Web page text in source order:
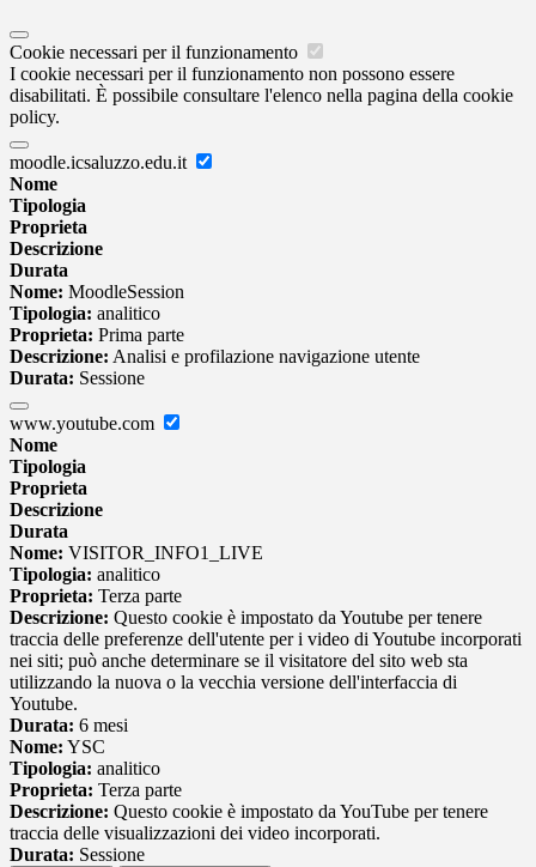
Cookie necessari per il funzionamento
I cookie necessari per il funzionamento non possono essere
disabilitati. È possibile consultare l'elenco nella pagina della cookie
policy.
moodle.icsaluzzo.edu.it
Nome
Tipologia
Proprieta
Descrizione
Durata
Nome: MoodleSession
Tipologia: analitico
Proprieta: Prima parte
Descrizione: Analisi e profilazione navigazione utente
Durata: Sessione
www.youtube.com
Nome
Tipologia
Proprieta
Descrizione
Durata
Nome: VISITOR_INFO1_LIVE
Tipologia: analitico
Proprieta: Terza parte
Descrizione: Questo cookie è impostato da Youtube per tenere
traccia delle preferenze dell'utente per i video di Youtube incorporati
nei siti; può anche determinare se il visitatore del sito web sta
utilizzando la nuova o la vecchia versione dell'interfaccia di
Youtube.
Durata: 6 mesi
Nome: YSC
Tipologia: analitico
Proprieta: Terza parte
Descrizione: Questo cookie è impostato da YouTube per tenere
traccia delle visualizzazioni dei video incorporati.
Durata: Sessione